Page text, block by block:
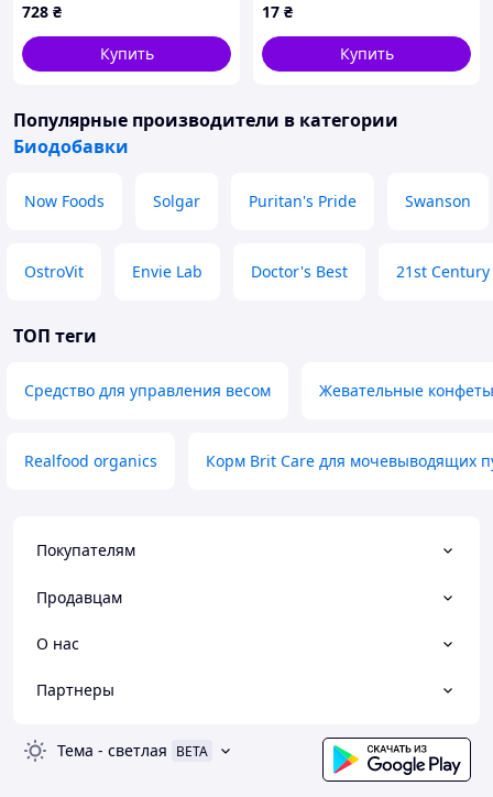
18B26K766
728 ₴
Купить
17 ₴
Купить
Популярные производители в категории
Биодобавки
Now Foods Solgar Puritan's Pride Swanson
OstroVit Envie Lab Doctor's Best 21st Century
ТОП теги
Средство для управления весом Жевательные
Realfood organics Корм Brit Care для мочевыводящих
Покупателям
Продавцам
О нас
Партнеры
Тема - светлая BETA